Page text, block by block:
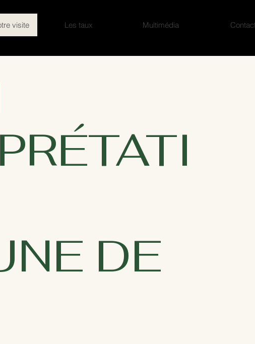
visite Les taux Multimédia
DE